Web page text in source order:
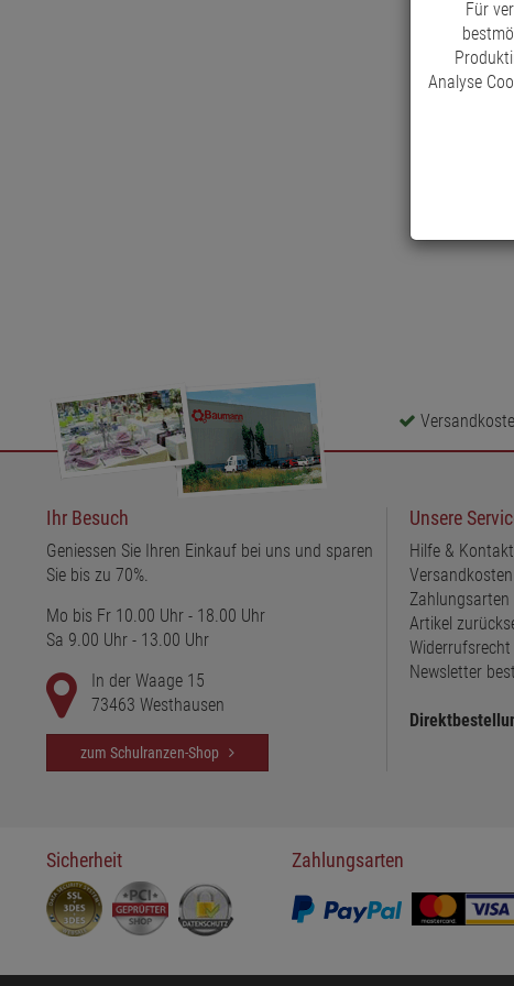
Ihr Besuch
Geniessen Sie Ihren Einkauf bei uns und sparen
Sie bis zu 70%.
Mo bis Fr 10.00 Uhr - 18.00 Uhr
Sa 9.00 Uhr - 13.00 Uhr
In der Waage 15
73463 Westhausen
zum Schulranzen-Shop
Unsere
Hilfe & Kontakt
Versandkosten
Zahlungsarten
Artikel
Widerrufsrecht
Newsletter
Sicherheit Zahlungsarten
Für
Analyse